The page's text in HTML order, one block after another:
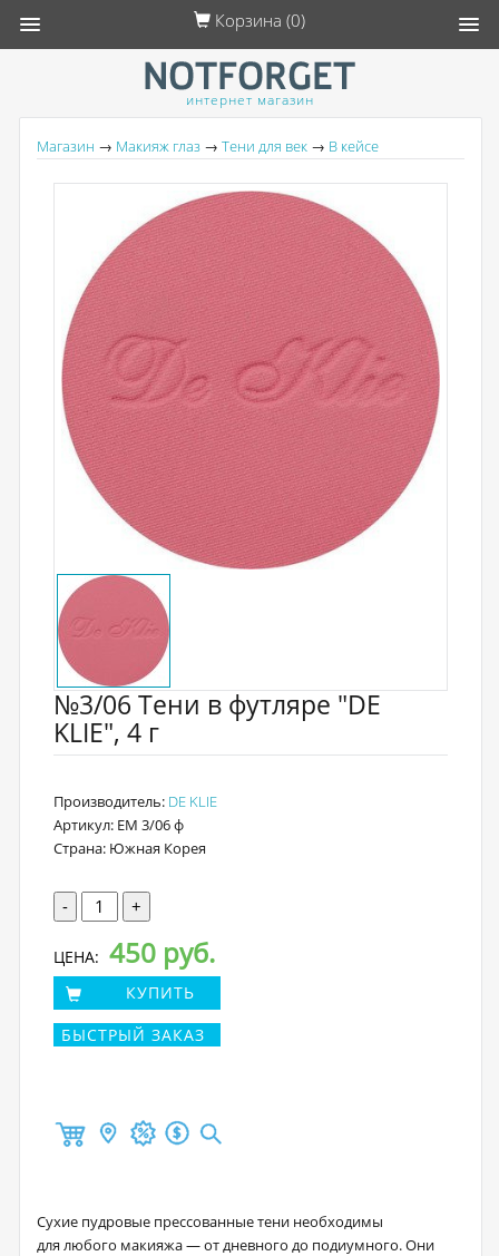
интернет магазин
Магазин → Макияж глаз → Тени для век → В кейсе
№3/06 Тени в футляре "DE
KLIE", 4 г
Производитель: DE KLIE
Артикул: EM 3/06 ф
Страна: Южная Корея
- +
ЦЕНА: 450 руб.
КУПИТЬ
БЫСТРЫЙ ЗАКАЗ
Сухие пудровые прессованные тени необходимы
для любого макияжа — от дневного до подиумного. Они
Корзина (0)